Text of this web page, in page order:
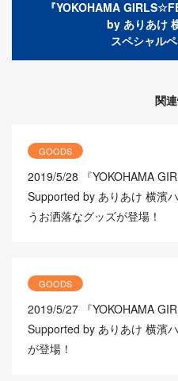
『YOKOHAMA
by ありあけ
スペシャル
関
GOODS
2019/5/28
『YOKOHAMA
Supported by ありあけ 横濱
うお洒落なグッズが登場！
GOODS
2019/5/27 『YOKOHAMA
Supported by ありあけ 横濱
が登場！